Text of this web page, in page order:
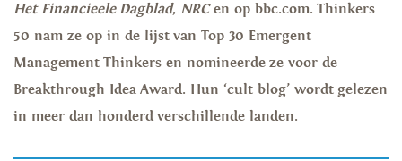
Het Financieele Dagblad, NRCen op bbc.com. Thinkers
50 nam ze op in de lijst van Top 30 Emergent
Management Thinkers en nomineerde ze voor de
Breakthrough Idea Award. Hun ‘cult blog’ wordt gelezen
in meer dan honderd verschillende landen.